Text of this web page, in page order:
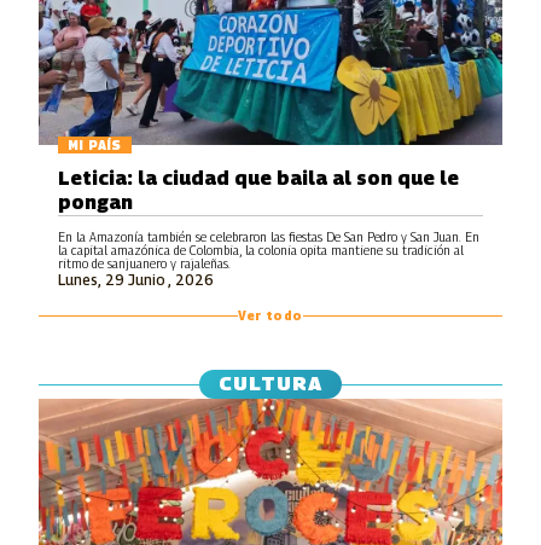
MI PAÍS
Lunes, 29 Junio , 2026
Leticia: la ciudad que baila al son que le
pongan
En la Amazonía también se celebraron las fiestas De San Pedro y San Juan. En
la capital amazónica de Colombia, la colonia opita mantiene su tradición al
ritmo de sanjuanero y rajaleñas.
Ver todo
CULTURA